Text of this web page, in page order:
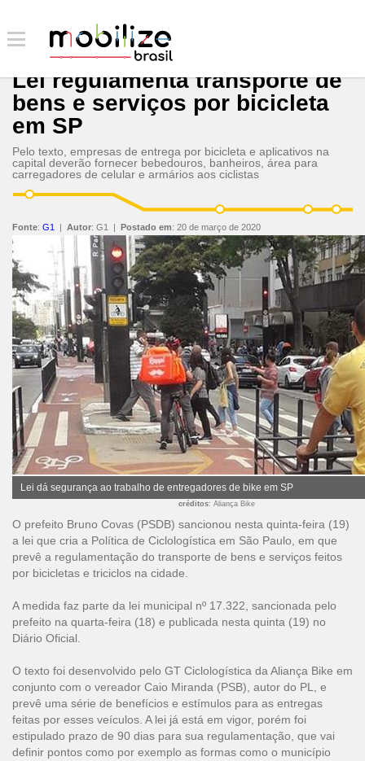
Lei regulamenta transporte de
bens e serviços por bicicleta
em SP
Pelo texto, empresas de entrega por bicicleta e aplicativos na
capital deverão fornecer bebedouros, banheiros, área para
carregadores de celular e armários aos ciclistas
Fonte: G1 | Autor: G1 | Postado em: 20 de março de 2020
Lei dá segurança ao trabalho de entregadores de bike em SP
créditos: Aliança Bike
O prefeito Bruno Covas (PSDB) sancionou nesta quinta-feira (19)
a lei que cria a Política de Ciclologística em São Paulo, em que
prevê a regulamentação do transporte de bens e serviços feitos
por bicicletas e triciclos na cidade.
A medida faz parte da lei municipal nº 17.322, sancionada pelo
prefeito na quarta-feira (18) e publicada nesta quinta (19) no
Diário Oficial.
O texto foi desenvolvido pelo GT Ciclologística da Aliança Bike em
conjunto com o vereador Caio Miranda (PSB), autor do PL, e
prevê uma série de benefícios e estímulos para as entregas
feitas por esses veículos. A lei já está em vigor, porém foi
estipulado prazo de 90 dias para sua regulamentação, que vai
definir pontos como por exemplo as formas como o município